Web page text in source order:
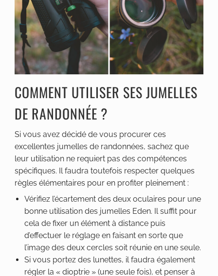
COMMENT UTILISER SES JUMELLES
DE RANDONNÉE ?
Si vous avez décidé de vous procurer ces
excellentes jumelles de randonnées, sachez que
leur utilisation ne requiert pas des compétences
spécifiques. Il faudra toutefois respecter quelques
règles élémentaires pour en profiter pleinement :
Vérifiez l’écartement des deux oculaires pour une
bonne utilisation des jumelles Eden. Il suffit pour
cela de fixer un élément à distance puis
d’effectuer le réglage en faisant en sorte que
l’image des deux cercles soit réunie en une seule.
Si vous portez des lunettes, il faudra également
régler la « dioptrie » (une seule fois), et penser à